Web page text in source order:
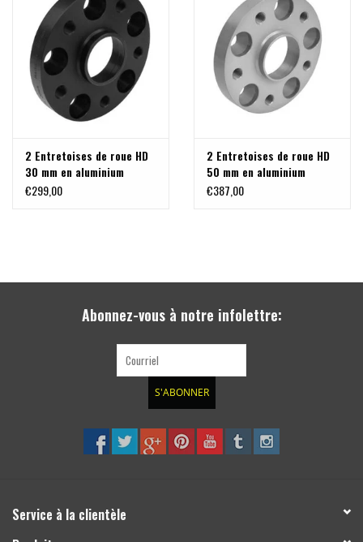
2 Entretoises de roue HD
30 mm en aluminium
anodisé 6x130 M14x1,5
€299,00
2 Entretoises de roue HD
50 mm en aluminium
anodisé 6x130 M14x1,5
€387,00
Abonnez-vous à notre infolettre:
S'ABONNER
Service à la clientèle